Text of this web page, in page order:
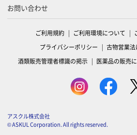
お問い合わせ
ご利用規約 ご利用環境について
プライバシーポリシー
古物営業
酒類販売管理者標識の掲示
医薬品の販売
アスクル株式会社
© ASKUL Corporation. All rights reserved.